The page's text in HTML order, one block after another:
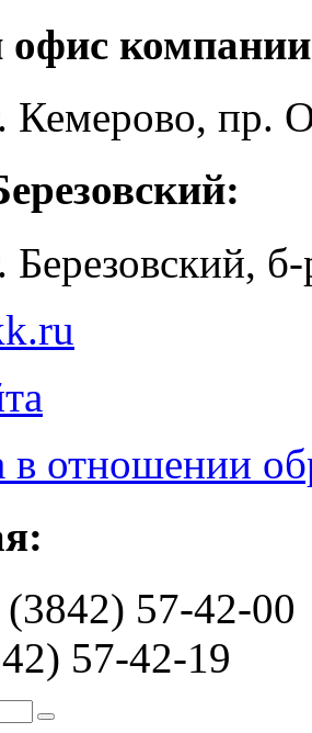
Кемерово, пр.
Березовский,
в отношении
57-42-00
57-42-19